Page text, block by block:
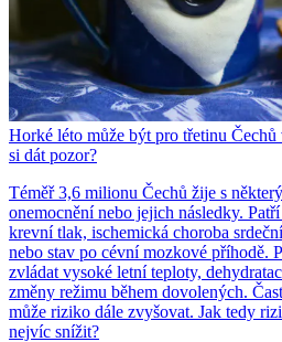
Horké léto může být pro třetinu Čechů
si dát pozor?
Téměř 3,6 milionu Čechů žije s
onemocnění nebo jejich následky.
krevní tlak, ischemická choroba
nebo stav po cévní mozkové příhodě.
zvládat vysoké letní teploty,
změny režimu během dovolených.
může riziko dále zvyšovat. Jak tedy
nejvíc snížit?